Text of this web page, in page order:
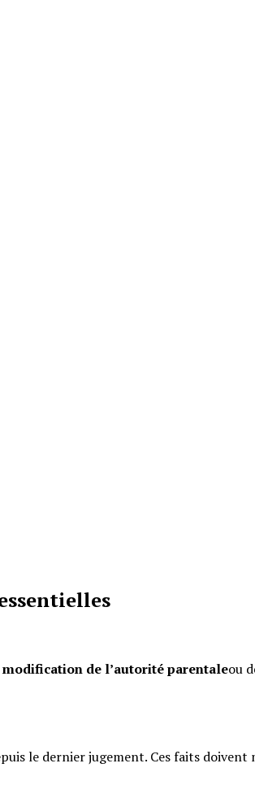
modification de l’autorité parentaleou
le dernier jugement. Ces faits